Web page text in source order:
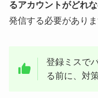
るアカウントがどれ
発信する必要がありま
登録ミスで
る前に、対